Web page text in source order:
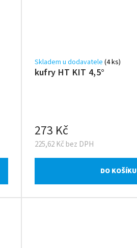
kufry HT KIT 4,5°
Skladem u dodavatele (4 ks)
225,62 Kč bez DPH
273 Kč
DO KOŠÍKU